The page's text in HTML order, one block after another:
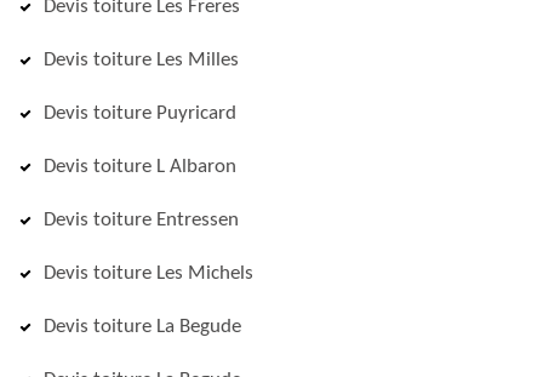
Devis toiture Les Freres
Devis toiture Les Milles
Devis toiture Puyricard
Devis toiture L Albaron
Devis toiture Entressen
Devis toiture Les Michels
Devis toiture La Begude